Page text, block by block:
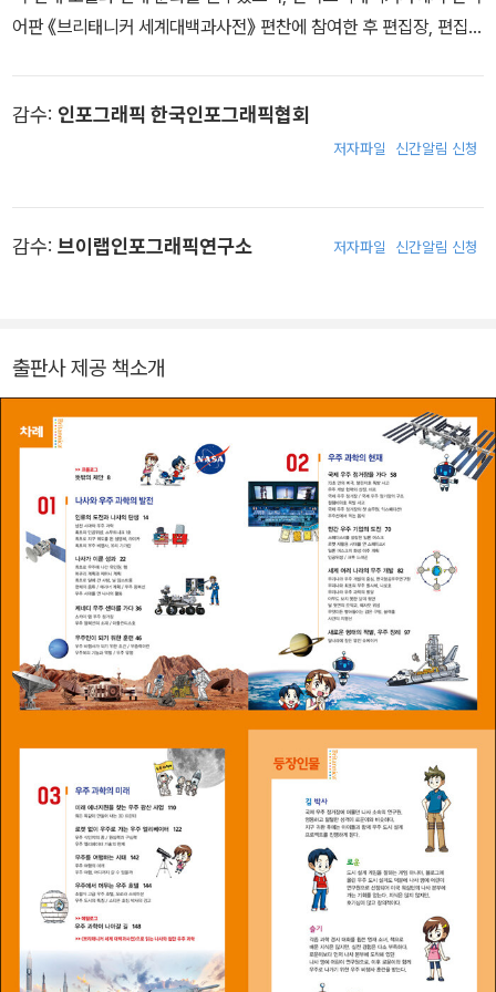
어판 《브리태니커 세계대백과사전》 편찬에 참여한 후 편집장, 편집
국어국문학과 겸임 교수를 지냈으며(2003~2015), 한국사전학회의
창립 회원으로 출판 이사 등을 거쳐 부회장으로 활동하고 있다(2002
에 지속적으로 참여하고 있다. 저서 《브리태니커 백과사전》(2013),
《세계의 백과사전》(2016, 공저), 《디지털 시대의 사전》(2019, 공
감수: 인포그래픽 한국인포그래픽협회
저자파일 신간알림 신청
감수: 브이랩인포그래픽연구소 저자파일 신간알림 신청
출판사 제공 책소개